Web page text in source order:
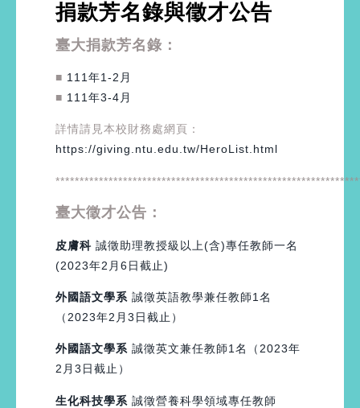
捐款芳名錄與徵才公告
臺大捐款芳名錄：
■ 111年1-2月
■ 111年3-4月
詳情請見本校財務處網頁：
https://giving.ntu.edu.tw/HeroList.html
臺大徵才公告：
皮膚科 誠徵助理教授級以上(含)專任教師一名
(2023年2月6日截止)
外國語文學系 誠徵英語教學兼任教師1名
（2023年2月3日截止）
外國語文學系 誠徵英文兼任教師1名（2023年
2月3日截止）
生化科技學系 誠徵營養科學領域專任教師